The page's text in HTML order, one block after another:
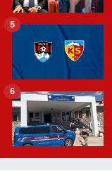
5
6